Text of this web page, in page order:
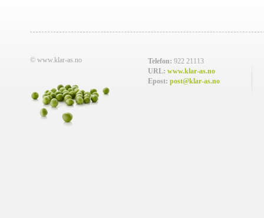
© www.klar-as.no Telefon: 922 21113
URL: www.klar-as.no
Epost: post@klar-as.no